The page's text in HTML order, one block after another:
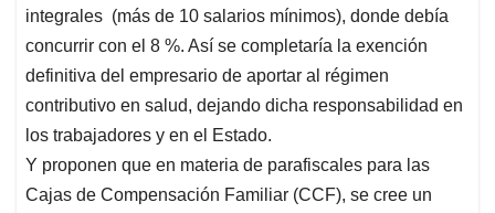
integrales (más de 10 salarios mínimos), donde debía
concurrir con el 8 %. Así se completaría la exención
definitiva del empresario de aportar al régimen
contributivo en salud, dejando dicha responsabilidad en
los trabajadores y en el Estado.
Y proponen que en materia de parafiscales para las
Cajas de Compensación Familiar (CCF), se cree un